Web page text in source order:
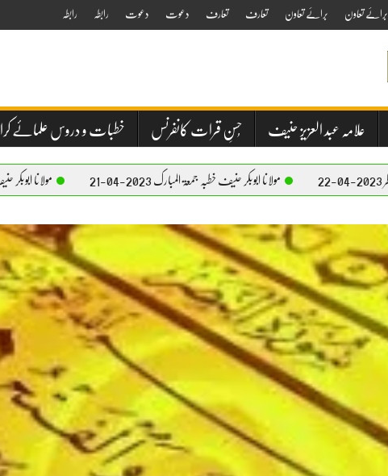
برائے تعاون برائے تعاون تعارف تعارف دعوت دعوت رابطہ رابطہ
علامہ عبد العزیز حنیف حُسنِ قرات کانفرنس خطبات و دروس علمائے
مولانا ابوبکر حنیف خطبہ جمعۃ المبارک 2023-04-21 مولانا ابوبکر حنیف خطبہ جمعۃ المبارک 2023-04-21